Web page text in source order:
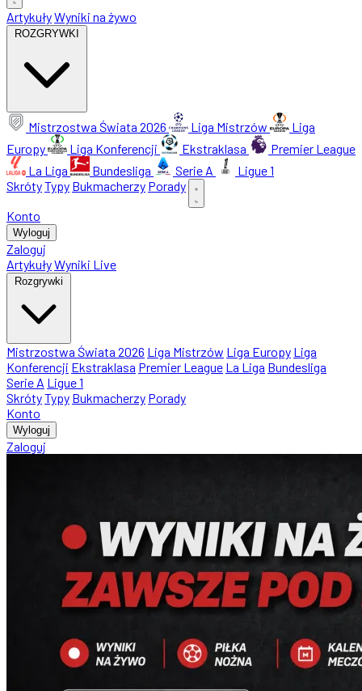
ArtykułyWyniki na żywo
ROZGRYWKI
Mistrzostwa Świata 2026 Liga Mistrzów
Liga
Europy
Liga Konferencji Ekstraklasa
Premier League
La Liga
Bundesliga Serie A
Ligue 1
SkrótyTypy Bukmacherzy Porady
Konto
Wyloguj
Zaloguj
ArtykułyWyniki Live
Rozgrywki
Mistrzostwa Świata 2026 Liga Mistrzów Liga Europy Liga
Konferencji Ekstraklasa Premier League La Liga Bundesliga
Serie A Ligue 1
SkrótyTypy Bukmacherzy Porady
Konto
Wyloguj
Zaloguj